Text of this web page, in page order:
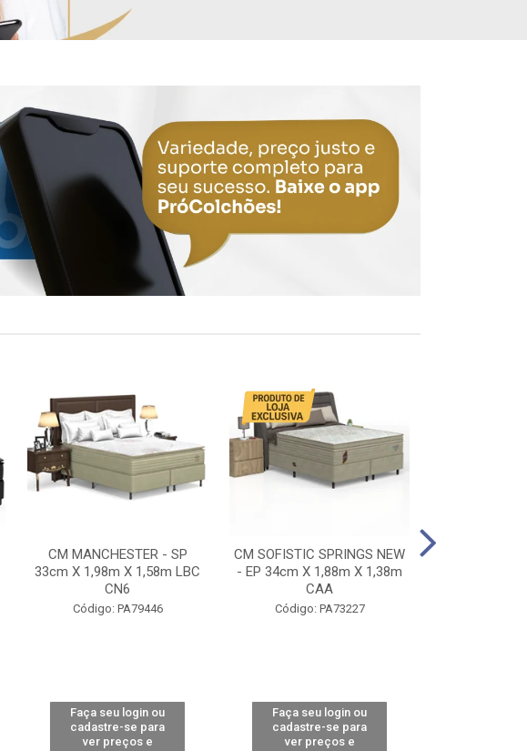
CM MANCHESTER - SP
33cm X 1,98m X 1,58m LBC
CN6
Código: PA79446
Faça seu login ou
cadastre-se para
ver preços e
CM SOFISTIC SPRINGS NEW
- EP 34cm X 1,88m X 1,38m
CAA
Código: PA73227
Faça seu login ou
cadastre-se para
ver preços e